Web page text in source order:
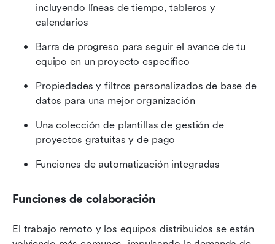
incluyendo líneas de tiempo, tableros y
calendarios
Barra de progreso para seguir el avance de tu
equipo en un proyecto específico
Propiedades y filtros personalizados de base de
datos para una mejor organización
Una colección de plantillas de gestión de
proyectos gratuitas y de pago
Funciones de automatización integradas
Funciones de colaboración
El trabajo remoto y los equipos distribuidos se están